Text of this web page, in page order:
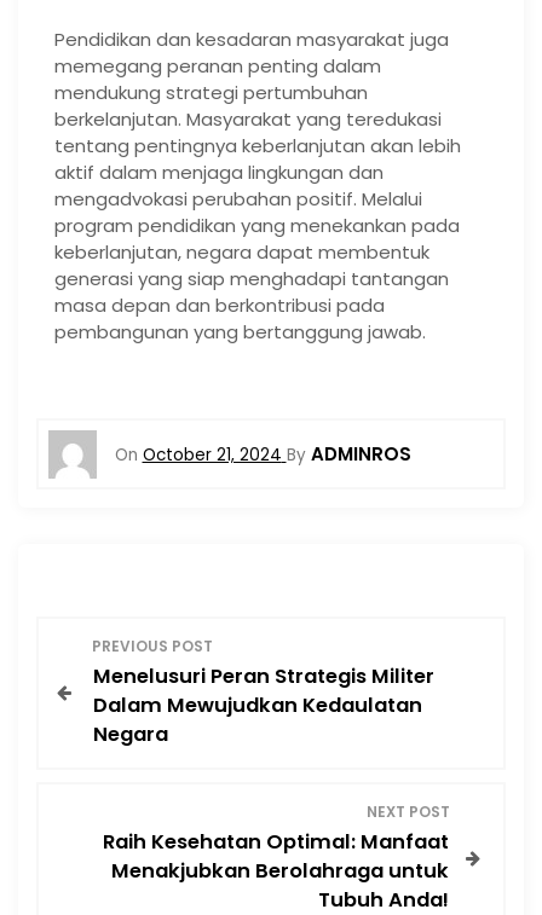
Pendidikan dan kesadaran masyarakat juga
memegang peranan penting dalam
mendukung strategi pertumbuhan
berkelanjutan. Masyarakat yang teredukasi
tentang pentingnya keberlanjutan akan lebih
aktif dalam menjaga lingkungan dan
mengadvokasi perubahan positif. Melalui
program pendidikan yang menekankan pada
keberlanjutan, negara dapat membentuk
generasi yang siap menghadapi tantangan
masa depan dan berkontribusi pada
pembangunan yang bertanggung jawab.
On October 21, 2024 By ADMINROS
o
PREVIOUS POST
Menelusuri Peran Strategis Militer
Dalam Mewujudkan Kedaulatan
Negara
NEXT POST
Raih Kesehatan Optimal: Manfaat
Menakjubkan Berolahraga untuk
Tubuh Anda!